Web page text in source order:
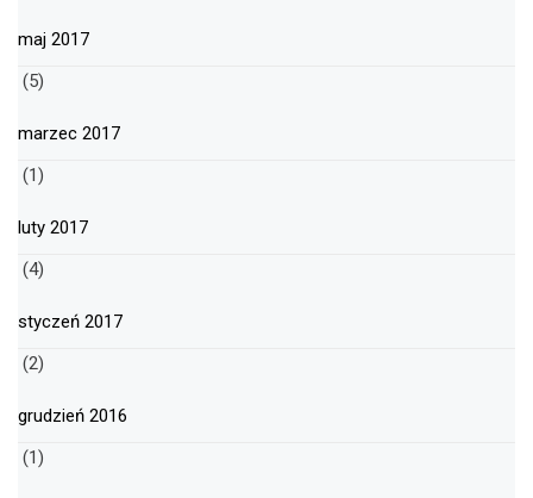
maj 2017
(5)
marzec 2017
(1)
luty 2017
(4)
styczeń 2017
(2)
grudzień 2016
(1)